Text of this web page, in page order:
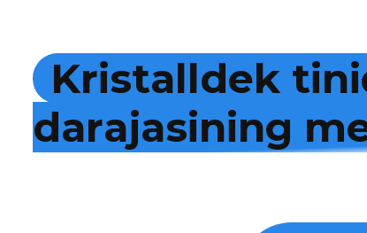
Kristalldek tini
darajasining m